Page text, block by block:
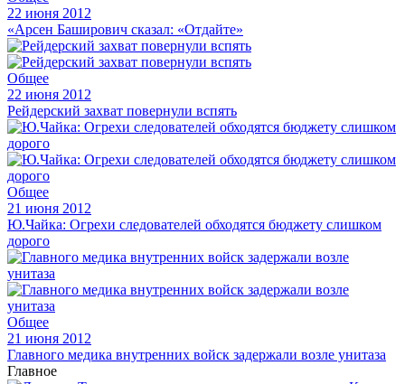
22 июня 2012
«Арсен Баширович сказал: «Отдайте»
Общее
22 июня 2012
Рейдерский захват повернули вспять
Общее
21 июня 2012
Ю.Чайка: Огрехи следователей обходятся бюджету слишком
дорого
Общее
21 июня 2012
Главного медика внутренних войск задержали возле унитаза
Главное